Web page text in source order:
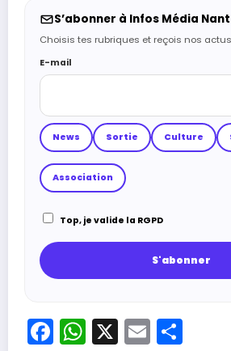
S’abonner à Infos Média
Choisis tes rubriques et reçois nos
E-mail
News Sortie Culture
Association
Top, je valide la RGPD
Facebook
WhatsApp
X Email